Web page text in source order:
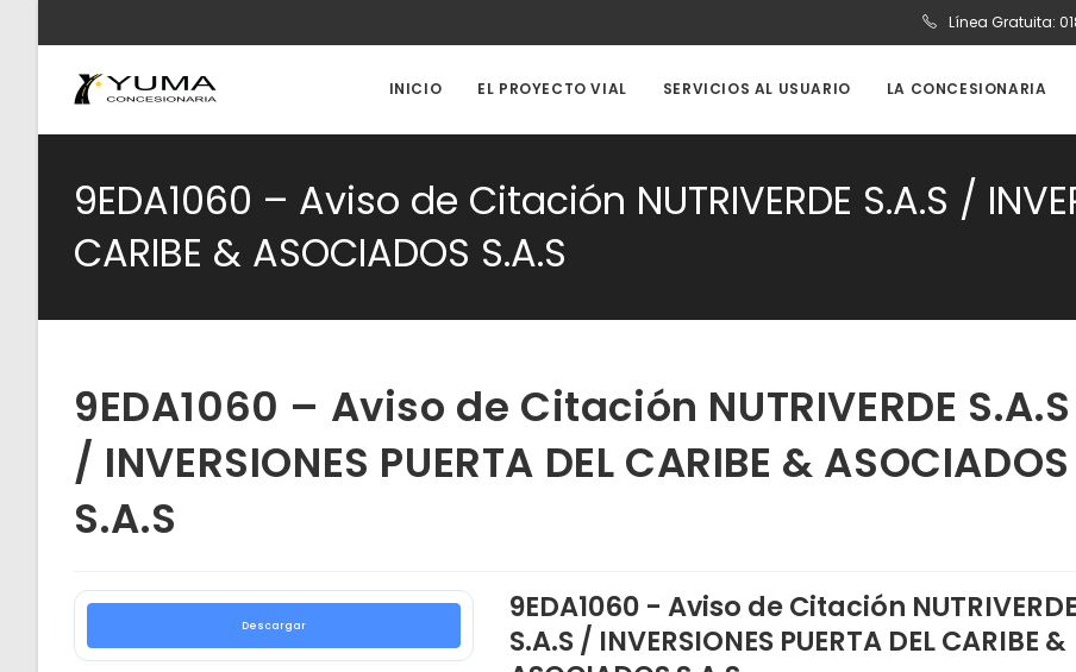
contenido
Línea Gratuita:
INICIO EL PROYECTO VIAL SERVICIOS AL USUARIO LA CONCESIONARIA
9EDA1060 – Aviso de Citación NUTRIVERDE S.A.S /
CARIBE & ASOCIADOS S.A.S
9EDA1060 – Aviso de Citación NUTRIVERDE S.A.S
/ INVERSIONES PUERTA DEL CARIBE & ASOCIADOS
S.A.S
Descargar
9EDA1060 - Aviso de Citación NUTRIVERDE
S.A.S / INVERSIONES PUERTA DEL CARIBE &